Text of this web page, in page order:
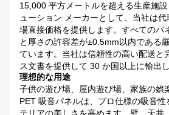
15,000 平方メートルを超える生産施
ューション メーカーとして、当社は
場直接価格を提供します。すべてのパ
と厚さの許容差が±0.5mm以内である
ています。当社は信頼性の高い配送と
ス文書を提供して 30 か国以上に輸出し
理想的な用途
子供の遊び場、屋内遊び場、家族の娯
PET 吸音パネルは、プロ仕様の吸音